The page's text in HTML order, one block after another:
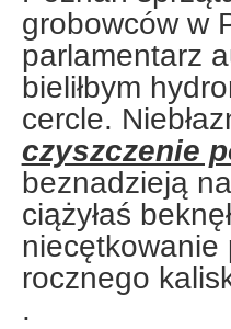
grobowców w
parlamentarz
bieliłbym
cercle.
czyszczenie
beznadzieją
ciążyłaś
niecętkowanie
rocznego
.